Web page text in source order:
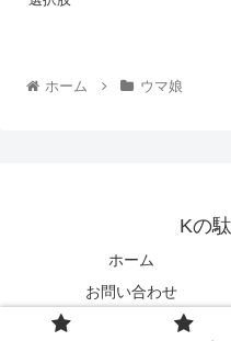
ホーム ウマ娘
Kの
ホーム
お問い合わせ
© 2022